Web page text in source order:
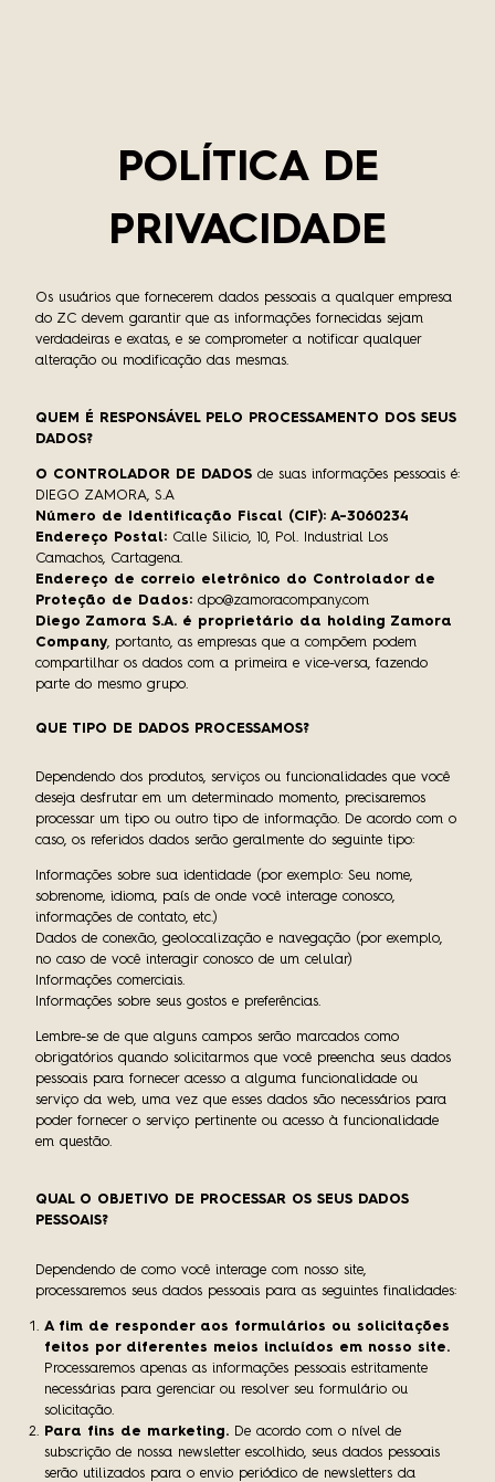
POLÍTICA DE
PRIVACIDADE
Os usuários que fornecerem dados pessoais a qualquer empresa
do ZC devem garantir que as informações fornecidas sejam
verdadeiras e exatas, e se comprometer a notificar qualquer
alteração ou modificação das mesmas.
QUEM É RESPONSÁVEL PELO PROCESSAMENTO DOS SEUS
DADOS?
O CONTROLADOR DE DADOSde suas informações pessoais é:
DIEGO ZAMORA, S.A
Número de Identificação Fiscal (CIF): A-3060234
Endereço Postal:Calle Silicio, 10, Pol. Industrial Los
Camachos, Cartagena.
Endereço de correio eletrônico do Controlador de
Proteção de Dados: dpo@zamoracompany.com
Diego Zamora S.A. é proprietário da holding Zamora
Company, portanto, as empresas que a compõem podem
compartilhar os dados com a primeira e vice-versa, fazendo
parte do mesmo grupo.
QUE TIPO DE DADOS PROCESSAMOS?
Dependendo dos produtos, serviços ou funcionalidades que você
deseja desfrutar em um determinado momento, precisaremos
processar um tipo ou outro tipo de informação. De acordo com o
caso, os referidos dados serão geralmente do seguinte tipo:
Informações sobre sua identidade (por exemplo: Seu nome,
sobrenome, idioma, país de onde você interage conosco,
informações de contato, etc.)
Dados de conexão, geolocalização e navegação (por exemplo,
no caso de você interagir conosco de um celular)
Informações comerciais.
Informações sobre seus gostos e preferências.
Lembre-se de que alguns campos serão marcados como
obrigatórios quando solicitarmos que você preencha seus dados
pessoais para fornecer acesso a alguma funcionalidade ou
serviço da web, uma vez que esses dados são necessários para
poder fornecer o serviço pertinente ou acesso à funcionalidade
em questão.
QUAL O OBJETIVO DE PROCESSAR OS SEUS DADOS
PESSOAIS?
Dependendo de como você interage com nosso site,
processaremos seus dados pessoais para as seguintes finalidades:
A fim de responder aos formulários ou solicitações
feitos por diferentes meios incluídos em nosso site.
Processaremos apenas as informações pessoais estritamente
necessárias para gerenciar ou resolver seu formulário ou
solicitação.
Para fins de marketing.De acordo com o nível de
subscrição de nossa newsletter escolhido, seus dados pessoais
serão utilizados para o envio periódico de newsletters da